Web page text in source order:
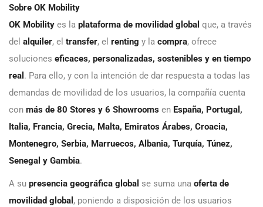
Sobre OK Mobility
OK Mobility es la plataforma de movilidad global que, a través
del alquiler, el transfer, el renting y la compra, ofrece
soluciones eficaces, personalizadas, sostenibles y en tiempo
real . Para ello, y con la intención de dar respuesta a todas las
demandas de movilidad de los usuarios, la compañía cuenta
con más de 80 Stores y 6 Showrooms en España, Portugal,
Italia, Francia, Grecia, Malta, Emiratos Árabes, Croacia,
Montenegro, Serbia, Marruecos, Albania, Turquía, Túnez,
Senegal y Gambia.
A su presencia geográfica global se suma una oferta de
movilidad global , poniendo a disposición de los usuarios